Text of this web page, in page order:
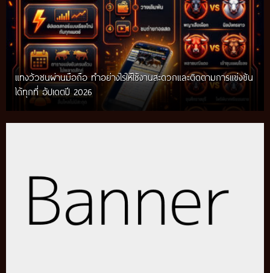
แทงวัวชนผ่านมือถือ ทำอย่างไรให้ใช้งานสะดวกและติดตามการแข่งขัน
ได้ทุกที่ อัปเดตปี 2026